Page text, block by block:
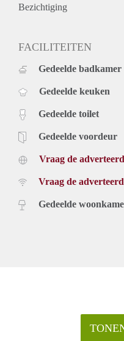
Bezichtiging
FACILITEITEN
Gedeelde badkamer
Gedeelde keuken
Gedeelde toilet
Gedeelde voordeur
Vraag de
Vraag de
Gedeelde